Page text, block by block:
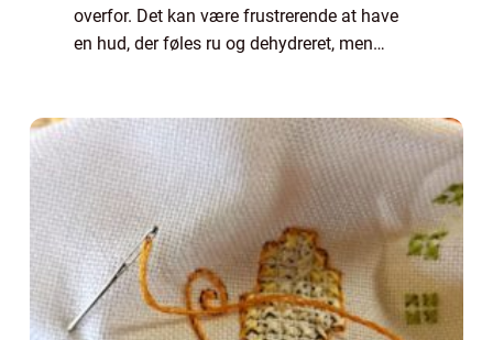
overfor. Det kan være frustrerende at have
en hud, der føles ru og dehydreret, men
...